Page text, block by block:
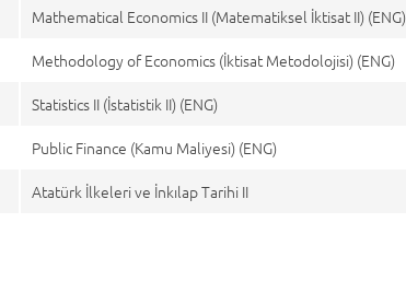
Mathematical Economics II (Matematiksel İktisat II) (ENG)
Methodology of Economics (İktisat Metodolojisi) (ENG)
Statistics II (İstatistik II) (ENG)
Public Finance (Kamu Maliyesi) (ENG)
Atatürk İlkeleri ve İnkılap Tarihi II